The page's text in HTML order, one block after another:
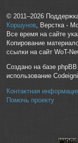
© 2011–2026
Коршунов, Верстка -
Все время на сайте
Копирование
ссылки на сайт WoT-
Создано на базе
использование
Контактная
Помочь проекту